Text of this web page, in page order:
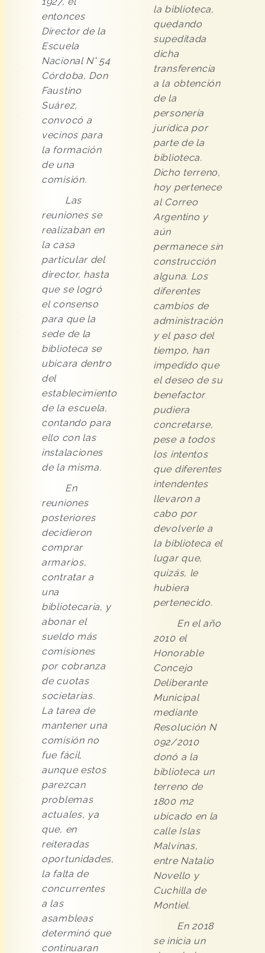
entonces
Director de la
Escuela
Nacional N° 54
Córdoba, Don
Faustino
Suárez,
convocó a
vecinos para
la formación
de una
comisión.
Las
reuniones se
realizaban en
la casa
particular del
director, hasta
que se logró
el consenso
para que la
sede de la
biblioteca se
ubicara dentro
del
establecimiento
de la escuela,
contando para
ello con las
instalaciones
de la misma.
En
reuniones
posteriores
decidieron
comprar
armarios,
contratar a
una
bibliotecaria, y
abonar el
sueldo más
comisiones
por cobranza
de cuotas
societarias.
La tarea de
mantener una
comisión no
fue fácil,
aunque estos
parezcan
problemas
actuales, ya
que, en
reiteradas
oportunidades,
la falta de
concurrentes
a las
asambleas
determinó que
continuaran
la biblioteca,
quedando
supeditada
dicha
transferencia
a la obtención
de la
personería
jurídica por
parte de la
biblioteca.
Dicho terreno,
hoy pertenece
al Correo
Argentino y
aún
permanece sin
construcción
alguna. Los
diferentes
cambios de
administración
y el paso del
tiempo, han
impedido que
el deseo de su
benefactor
pudiera
concretarse,
pese a todos
los intentos
que diferentes
intendentes
llevaron a
cabo por
devolverle a
la biblioteca el
lugar que,
quizás, le
hubiera
pertenecido.
En el año
2010 el
Honorable
Concejo
Deliberante
Municipal
mediante
Resolución N
092/2010
donó a la
biblioteca un
terreno de
1800 m2
ubicado en la
calle Islas
Malvinas,
entre Natalio
Novello y
Cuchilla de
Montiel.
En 2018
se inicia un